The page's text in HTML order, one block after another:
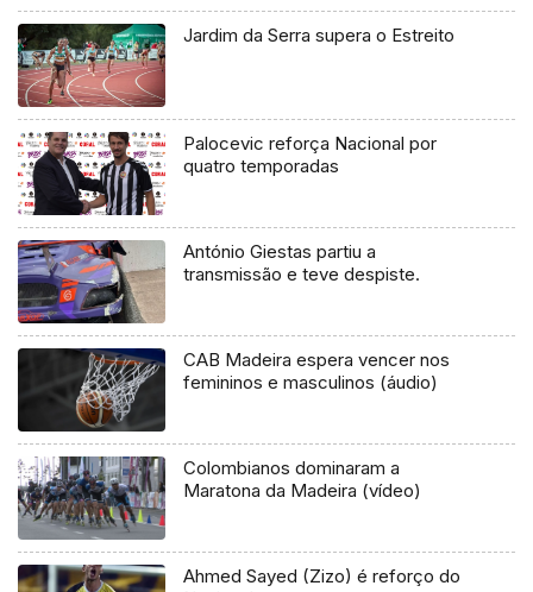
Jardim da Serra supera o Estreito
Palocevic reforça Nacional por
quatro temporadas
António Giestas partiu a
transmissão e teve despiste.
CAB Madeira espera vencer nos
femininos e masculinos (áudio)
Colombianos dominaram a
Maratona da Madeira (vídeo)
Ahmed Sayed (Zizo) é reforço do